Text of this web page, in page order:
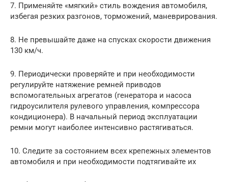
7. Применяйте «мягкий» стиль вождения автомобиля,
избегая резких разгонов, торможений, маневрирования.
8. Не превышайте даже на спусках скорости движения
130 км/ч.
9. Периодически проверяйте и при необходимости
регулируйте натяжение ремней приводов
вспомогательных агрегатов (генератора и насоса
гидроусилителя рулевого управления, компрессора
кондиционера). В начальный период эксплуатации
ремни могут наиболее интенсивно растягиваться.
10. Следите за состоянием всех крепежных элементов
автомобиля и при необходимости подтягивайте их